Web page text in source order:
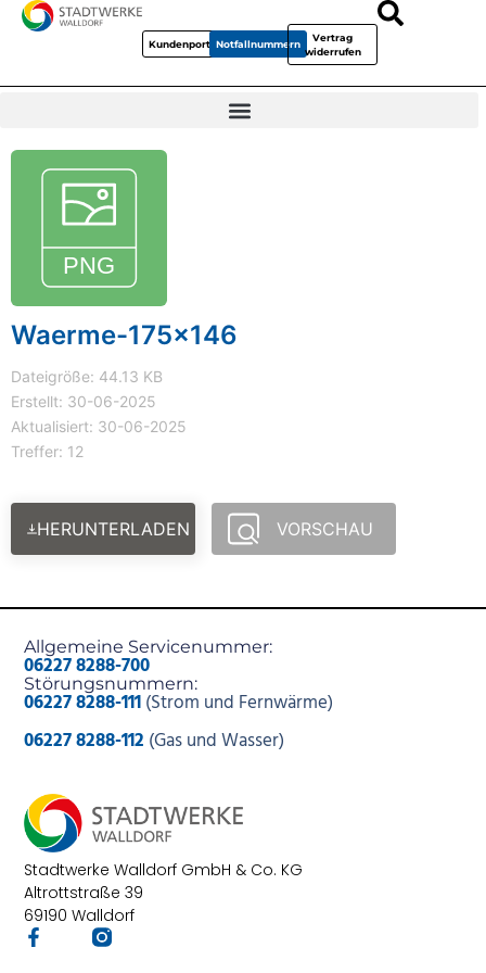
KundenportalNotfallnummern
Vertrag
widerrufen
Waerme-175x146
Dateigröße: 44.13 KB
Erstellt: 30-06-2025
Aktualisiert: 30-06-2025
Treffer: 12
HERUNTERLADEN VORSCHAU
Stadtwerke Walldorf GmbH & Co. KG
Altrottstraße 39
69190 Walldorf
Allgemeine Servicenummer:
06227 8288-700
Störungsnummern:
06227 8288-111(Strom und Fernwärme)
06227 8288-112 (Gas und Wasser)